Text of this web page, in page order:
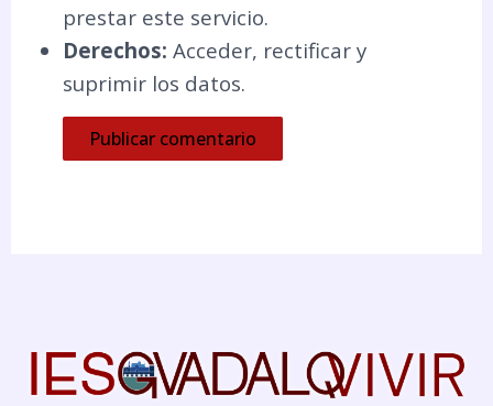
prestar este servicio.
Derechos: Acceder, rectificar y
suprimir los datos.